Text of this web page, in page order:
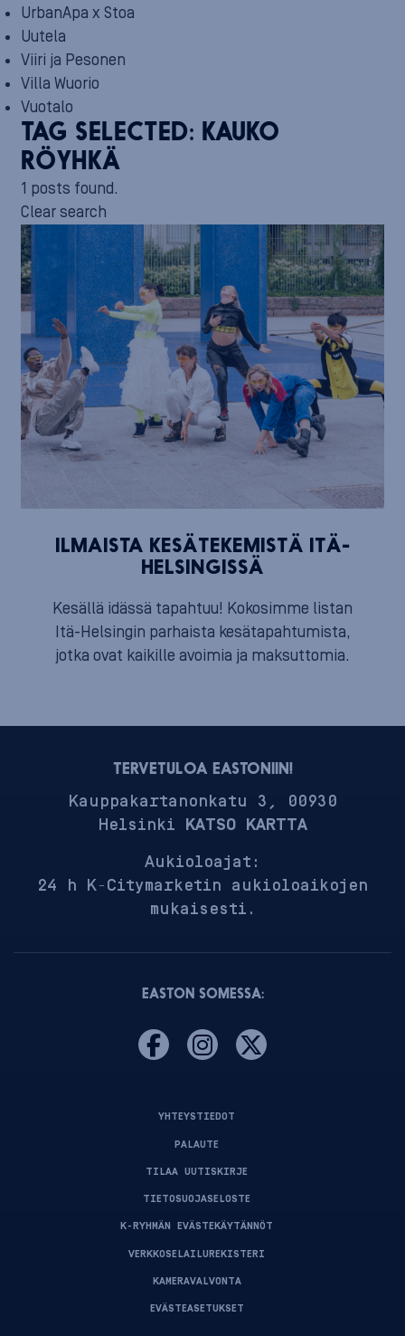
UrbanApa x Stoa
Uutela
Viiri ja Pesonen
Villa Wuorio
Vuotalo
TAG SELECTED: KAUKO
RÖYHKÄ
1 posts found.
Clear search
ILMAISTA KESÄTEKEMISTÄ ITÄ-
HELSINGISSÄ
Kesällä idässä tapahtuu! Kokosimme listan
Itä-Helsingin parhaista kesätapahtumista,
jotka ovat kaikille avoimia ja maksuttomia.
TERVETULOA EASTONIIN!
Kauppakartanonkatu 3, 00930
Helsinki KATSO KARTTA
Aukioloajat:
24 h K-Citymarketin aukioloaikojen
mukaisesti.
EASTON SOMESSA:
YHTEYSTIEDOT
PALAUTE
TILAA UUTISKIRJE
TIETOSUOJASELOSTE
K-RYHMÄN EVÄSTEKÄYTÄNNÖT
VERKKOSELAILUREKISTERI
KAMERAVALVONTA
EVÄSTEASETUKSET